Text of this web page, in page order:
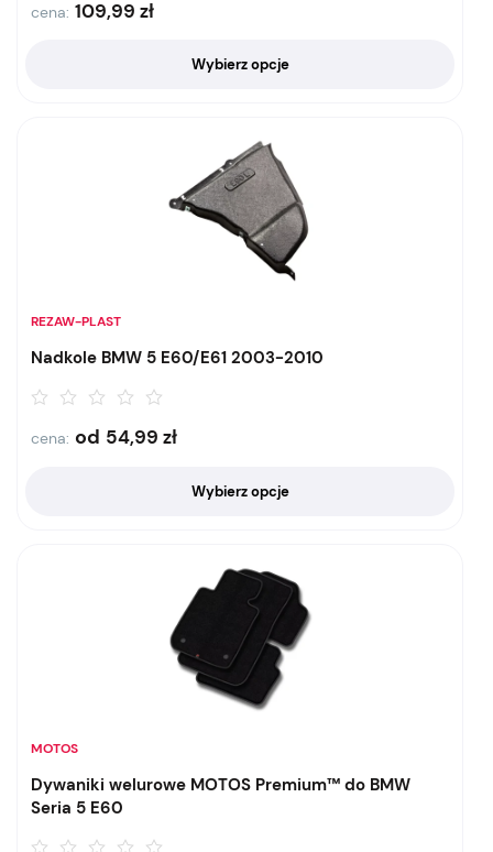
cena: 109,99 zł
Wybierz opcje
REZAW-PLAST
Nadkole BMW 5 E60/E61 2003-2010
cena: od 54,99 zł
Wybierz opcje
MOTOS
Dywaniki welurowe MOTOS Premium™ do BMW
Seria 5 E60